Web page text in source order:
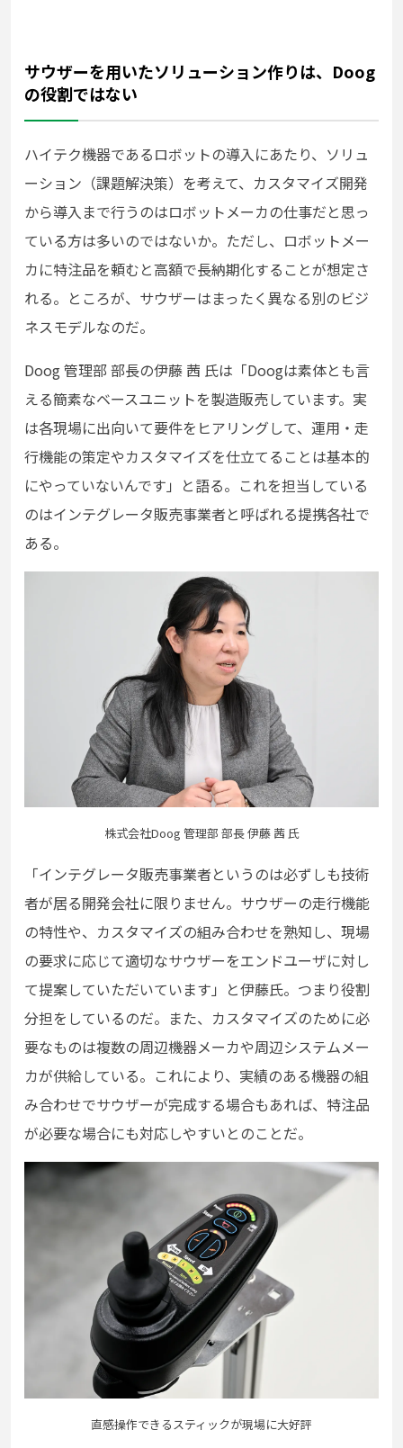
サウザーを用いたソリューション作りは、Doog
の役割ではない
ハイテク機器であるロボットの導入にあたり、ソリュ
ーション（課題解決策）を考えて、カスタマイズ開発
から導入まで行うのはロボットメーカの仕事だと思っ
ている方は多いのではないか。ただし、ロボットメー
カに特注品を頼むと高額で長納期化することが想定さ
れる。ところが、サウザーはまったく異なる別のビジ
ネスモデルなのだ。
Doog 管理部 部長の伊藤 茜 氏は「Doogは素体とも言
える簡素なベースユニットを製造販売しています。実
は各現場に出向いて要件をヒアリングして、運用・走
行機能の策定やカスタマイズを仕立てることは基本的
にやっていないんです」と語る。これを担当している
のはインテグレータ販売事業者と呼ばれる提携各社で
ある。
株式会社Doog 管理部 部長 伊藤 茜 氏
「インテグレータ販売事業者というのは必ずしも技術
者が居る開発会社に限りません。サウザーの走行機能
の特性や、カスタマイズの組み合わせを熟知し、現場
の要求に応じて適切なサウザーをエンドユーザに対し
て提案していただいています」と伊藤氏。つまり役割
分担をしているのだ。また、カスタマイズのために必
要なものは複数の周辺機器メーカや周辺システムメー
カが供給している。これにより、実績のある機器の組
み合わせでサウザーが完成する場合もあれば、特注品
が必要な場合にも対応しやすいとのことだ。
直感操作できるスティックが現場に大好評